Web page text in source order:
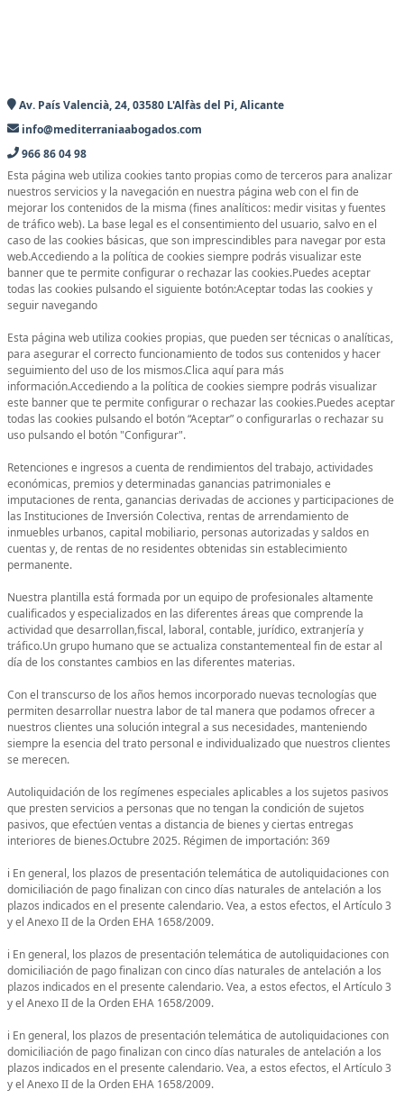
Av. País Valencià, 24, 03580 L'Alfàs del Pi, Alicante
info@mediterraniaabogados.com
966 86 04 98
Esta página web utiliza cookies tanto propias como de terceros para analizar
nuestros servicios y la navegación en nuestra página web con el fin de
mejorar los contenidos de la misma (fines analíticos: medir visitas y fuentes
de tráfico web). La base legal es el consentimiento del usuario, salvo en el
caso de las cookies básicas, que son imprescindibles para navegar por esta
web.Accediendo a la política de cookies siempre podrás visualizar este
banner que te permite configurar o rechazar las cookies.Puedes aceptar
todas las cookies pulsando el siguiente botón:Aceptar todas las cookies y
seguir navegando
Esta página web utiliza cookies propias, que pueden ser técnicas o analíticas,
para asegurar el correcto funcionamiento de todos sus contenidos y hacer
seguimiento del uso de los mismos.Clica aquí para más
información.Accediendo a la política de cookies siempre podrás visualizar
este banner que te permite configurar o rechazar las cookies.Puedes aceptar
todas las cookies pulsando el botón “Aceptar” o configurarlas o rechazar su
uso pulsando el botón "Configurar".
Retenciones e ingresos a cuenta de rendimientos del trabajo, actividades
económicas, premios y determinadas ganancias patrimoniales e
imputaciones de renta, ganancias derivadas de acciones y participaciones de
las Instituciones de Inversión Colectiva, rentas de arrendamiento de
inmuebles urbanos, capital mobiliario, personas autorizadas y saldos en
cuentas y, de rentas de no residentes obtenidas sin establecimiento
permanente.
Nuestra plantilla está formada por un equipo de profesionales altamente
cualificados y especializados en las diferentes áreas que comprende la
actividad que desarrollan,fiscal, laboral, contable, jurídico, extranjería y
tráfico.Un grupo humano que se actualiza constantementeal fin de estar al
día de los constantes cambios en las diferentes materias.
Con el transcurso de los años hemos incorporado nuevas tecnologías que
permiten desarrollar nuestra labor de tal manera que podamos ofrecer a
nuestros clientes una solución integral a sus necesidades, manteniendo
siempre la esencia del trato personal e individualizado que nuestros clientes
se merecen.
Autoliquidación de los regímenes especiales aplicables a los sujetos pasivos
que presten servicios a personas que no tengan la condición de sujetos
pasivos, que efectúen ventas a distancia de bienes y ciertas entregas
interiores de bienes.Octubre 2025. Régimen de importación: 369
ℹ️ En general, los plazos de presentación telemática de autoliquidaciones con
domiciliación de pago finalizan con cinco días naturales de antelación a los
plazos indicados en el presente calendario. Vea, a estos efectos, el Artículo 3
y el Anexo II de la Orden EHA 1658/2009.
ℹ️ En general, los plazos de presentación telemática de autoliquidaciones con
domiciliación de pago finalizan con cinco días naturales de antelación a los
plazos indicados en el presente calendario. Vea, a estos efectos, el Artículo 3
y el Anexo II de la Orden EHA 1658/2009.
ℹ️ En general, los plazos de presentación telemática de autoliquidaciones con
domiciliación de pago finalizan con cinco días naturales de antelación a los
plazos indicados en el presente calendario. Vea, a estos efectos, el Artículo 3
y el Anexo II de la Orden EHA 1658/2009.